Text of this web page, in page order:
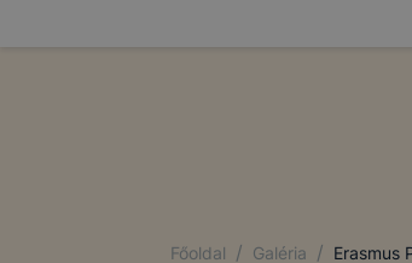
Főoldal / Galéria / Erasmus